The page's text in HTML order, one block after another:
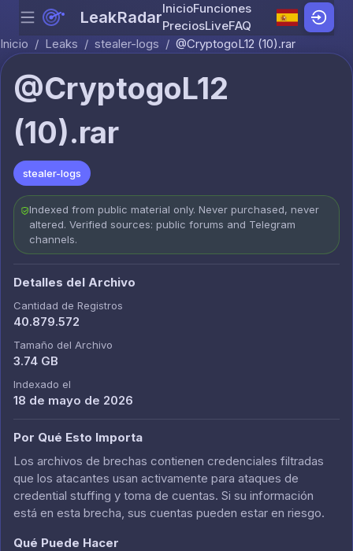
Skip to content
Menu LeakRadarInicioFunciones
PreciosLiveFAQ
Inicio / Leaks / stealer-logs / @CryptogoL12 (10).rar
@CryptogoL12
(10).rar
stealer-logs
Indexed from public material only. Never purchased, never
altered. Verified sources: public forums and Telegram
channels.
Detalles del Archivo
Cantidad de Registros
40.879.572
Tamaño del Archivo
3.74 GB
Indexado el
18 de mayo de 2026
Por Qué Esto Importa
Los archivos de brechas contienen credenciales filtradas
que los atacantes usan activamente para ataques de
credential stuffing y toma de cuentas. Si su información
está en esta brecha, sus cuentas pueden estar en riesgo.
Qué Puede Hacer